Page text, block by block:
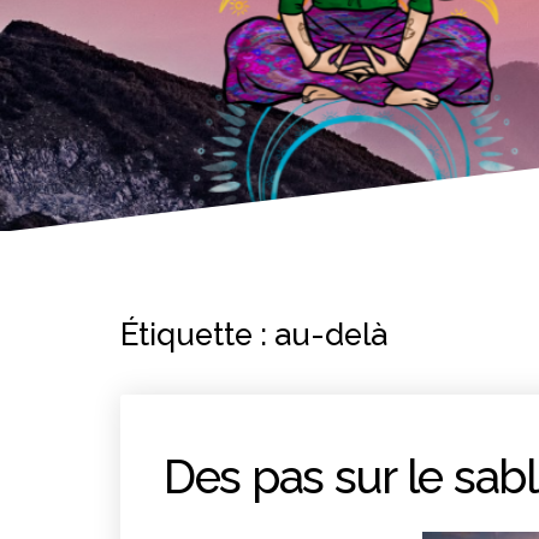
Étiquette : au-delà
Des pas sur le